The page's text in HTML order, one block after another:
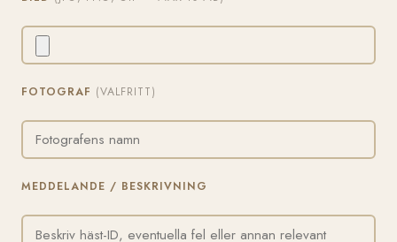
FOTOGRAF (VALFRITT)
MEDDELANDE / BESKRIVNING